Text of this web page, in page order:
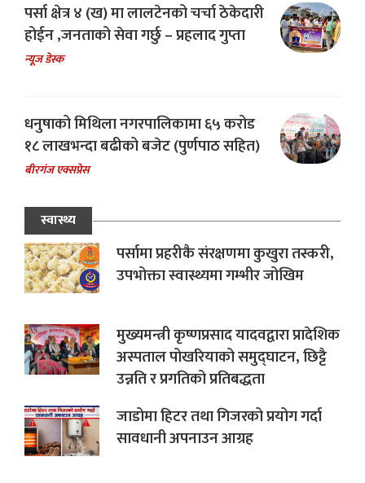
पर्सा क्षेत्र ४ (ख) मा लालटेनको चर्चा ठेकेदारी
होईन ,जनताको सेवा गर्छु – प्रहलाद गुप्ता
न्यूज डेस्क
धनुषाको मिथिला नगरपालिकामा ६५ करोड
१८ लाखभन्दा बढीको बजेट (पुर्णपाठ सहित)
बीरगंज एक्सप्रेस
स्वास्थ्य
पर्सामा प्रहरीकै संरक्षणमा कुखुरा तस्करी,
उपभोक्ता स्वास्थ्यमा गम्भीर जोखिम
मुख्यमन्त्री कृष्णप्रसाद यादवद्वारा प्रादेशिक
अस्पताल पोखरियाको समुद्घाटन, छिट्टै
उन्नति र प्रगतिको प्रतिबद्धता
जाडोमा हिटर तथा गिजरको प्रयोग गर्दा
सावधानी अपनाउन आग्रह